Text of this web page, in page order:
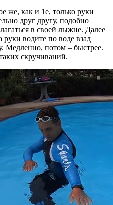
же, как и 1е, только руки
друг другу, подобно
в своей лыжне. Далее
руки водите по воде взад
Медленно, потом – быстрее.
скручиваний.